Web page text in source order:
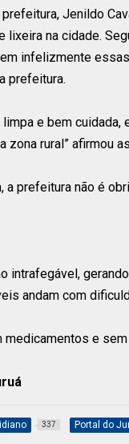
Jenildo
lixeira na cidade.
infelizmente
prefeitura.
e bem
zona rural” afirmou
a prefeitura não é
intrafegável,
andam com
e
337 Portal do